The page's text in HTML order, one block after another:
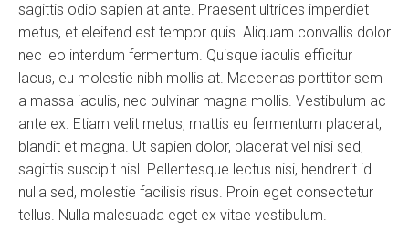
sagittis odio sapien at ante. Praesent ultrices imperdiet
metus, et eleifend est tempor quis. Aliquam convallis dolor
nec leo interdum fermentum. Quisque iaculis efficitur
lacus, eu molestie nibh mollis at. Maecenas porttitor sem
a massa iaculis, nec pulvinar magna mollis. Vestibulum ac
ante ex. Etiam velit metus, mattis eu fermentum placerat,
blandit et magna. Ut sapien dolor, placerat vel nisi sed,
sagittis suscipit nisl. Pellentesque lectus nisi, hendrerit id
nulla sed, molestie facilisis risus. Proin eget consectetur
tellus. Nulla malesuada eget ex vitae vestibulum.